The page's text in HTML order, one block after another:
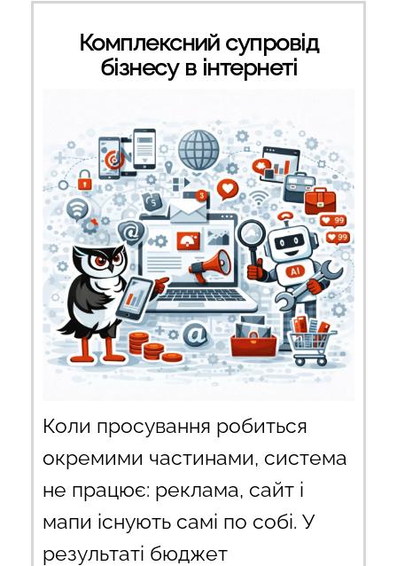
Комплексний супровід
бізнесу в інтернеті
Коли просування робиться
окремими частинами, система
не працює: реклама, сайт і
мапи існують самі по собі. У
результаті бюджет